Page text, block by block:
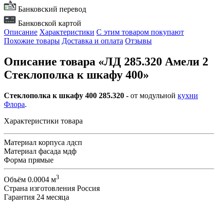
Банковский перевод
Банковской картой
Описание Характеристики С этим товаром покупают
Похожие товары Доставка и оплата Отзывы
Описание товара «ЛД 285.320 Амели 2
Стеклополка к шкафу 400»
Стеклополка к шкафу 400 285.320 - от модульной кухни
Флора.
Характеристики товара
Материал корпуса лдсп
Материал фасада мдф
Форма прямые
Объём 0.0004 м3
Страна изготовления Россия
Гарантия 24 месяца